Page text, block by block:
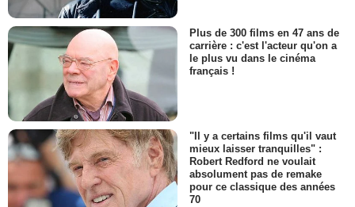
Plus de 300 films en 47 ans de
carrière : c'est l'acteur qu'on a
le plus vu dans le cinéma
français !
"Il y a certains films qu'il vaut
mieux laisser tranquilles" :
Robert Redford ne voulait
absolument pas de remake
pour ce classique des années
70